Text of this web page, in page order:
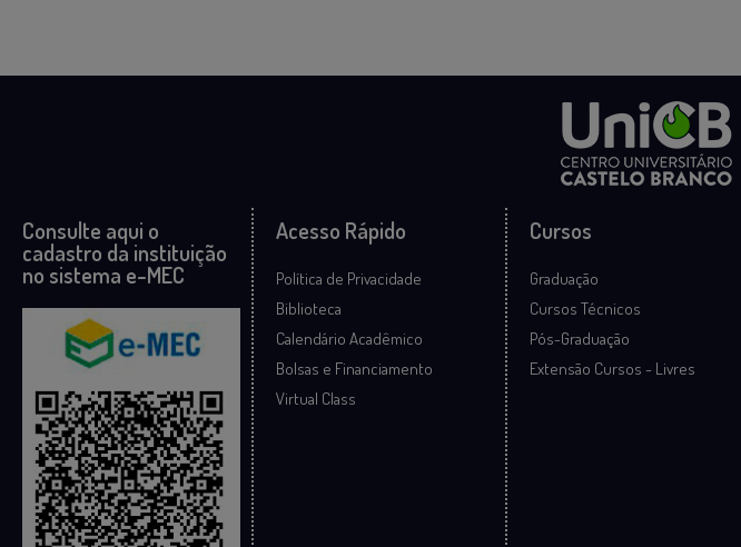
Consulte aqui o
cadastro da instituição
no sistema e-MEC
Acesso Rápido
Política de Privacidade
Biblioteca
Calendário Acadêmico
Bolsas e Financiamento
Virtual Class
Cursos
Graduação
Cursos Técnicos
Pós-Graduação
Extensão Cursos - Livres